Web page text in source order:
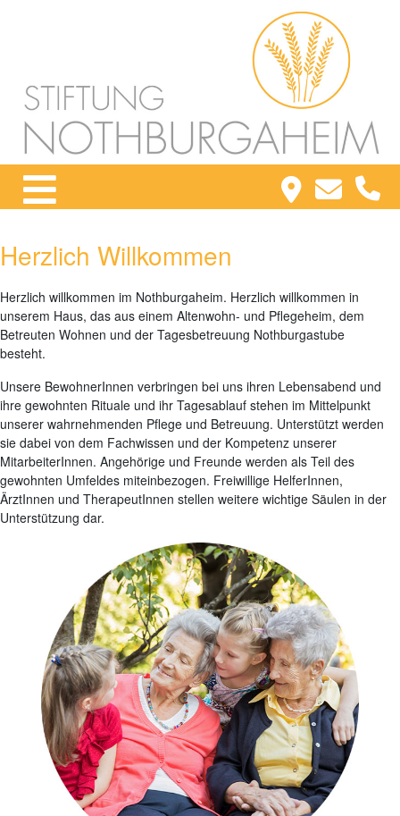
Herzlich Willkommen
Herzlich willkommen im Nothburgaheim. Herzlich willkommen in
unserem Haus, das aus einem Altenwohn- und Pflegeheim, dem
Betreuten Wohnen und der Tagesbetreuung Nothburgastube
besteht.
Unsere BewohnerInnen verbringen bei uns ihren Lebensabend und
ihre gewohnten Rituale und ihr Tagesablauf stehen im Mittelpunkt
unserer wahrnehmenden Pflege und Betreuung. Unterstützt werden
sie dabei von dem Fachwissen und der Kompetenz unserer
MitarbeiterInnen. Angehörige und Freunde werden als Teil des
gewohnten Umfeldes miteinbezogen. Freiwillige HelferInnen,
ÄrztInnen und TherapeutInnen stellen weitere wichtige Säulen in der
Unterstützung dar.